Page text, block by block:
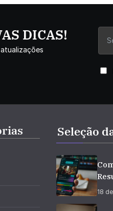
DICAS!
Seleção
18